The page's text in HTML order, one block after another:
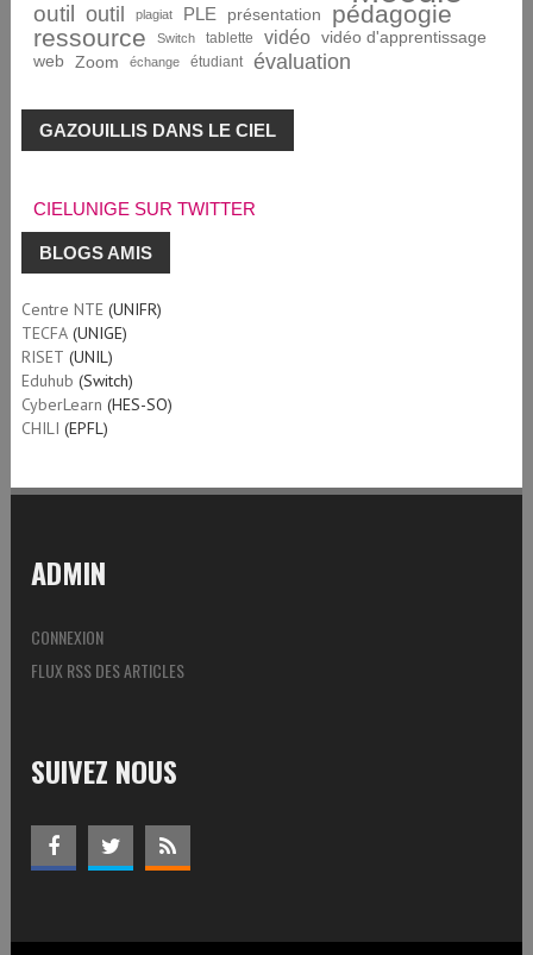
outil outil plagiat PLE présentation
pédagogie
ressource
Switch tablette vidéo
vidéo d'apprentissage
web
Zoom échange étudiant évaluation
GAZOUILLIS DANS LE CIEL
CIELUNIGE SUR TWITTER
BLOGS AMIS
Centre NTE(UNIFR)
TECFA(UNIGE)
RISET (UNIL)
Eduhub (Switch)
CyberLearn (HES-SO)
CHILI (EPFL)
ADMIN
CONNEXION
FLUX RSS DES ARTICLES
SUIVEZ NOUS